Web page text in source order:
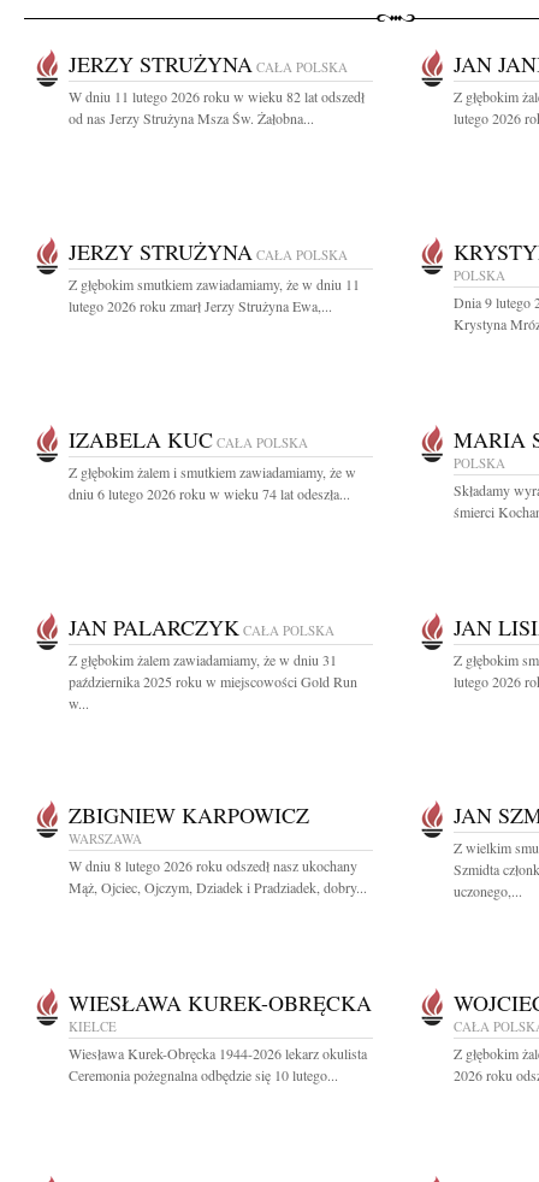
JERZY STRUŻYNA CAŁA POLSKA
W dniu 11 lutego 2026 roku w wieku 82 lat odszedł
od nas Jerzy Strużyna Msza Św. Żałobna...
JAN
Z głębokim
lutego 2026
JERZY STRUŻYNA CAŁA POLSKA
Z głębokim smutkiem zawiadamiamy, że w dniu 11
lutego 2026 roku zmarł Jerzy Strużyna Ewa,...
POLSKA
Dnia 9 lutego
Krystyna
IZABELA KUC CAŁA POLSKA
Z głębokim żalem i smutkiem zawiadamiamy, że w
dniu 6 lutego 2026 roku w wieku 74 lat odeszła...
MARIA
POLSKA
Składamy
śmierci
JAN PALARCZYK CAŁA POLSKA
Z głębokim żalem zawiadamiamy, że w dniu 31
października 2025 roku w miejscowości Gold Run
w...
JAN
Z głębokim
lutego 2026
ZBIGNIEW KARPOWICZ
WARSZAWA
W dniu 8 lutego 2026 roku odszedł nasz ukochany
Mąż, Ojciec, Ojczym, Dziadek i Pradziadek, dobry...
JAN
Z wielkim
Szmidta
uczonego,...
WIESŁAWA KUREK-OBRĘCKA
KIELCE
Wiesława Kurek-Obręcka 1944-2026 lekarz okulista
Ceremonia pożegnalna odbędzie się 10 lutego...
CAŁA
Z głębokim
2026 roku